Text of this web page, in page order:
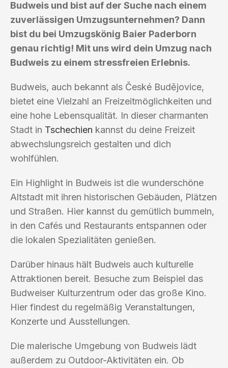
Budweis und bist auf der Suche nach einem
zuverlässigen Umzugsunternehmen? Dann
bist du bei Umzugskönig Baier Paderborn
genau richtig! Mit uns wird dein Umzug nach
Budweis zu einem stressfreien Erlebnis.
Budweis, auch bekannt als České Budějovice,
bietet eine Vielzahl an Freizeitmöglichkeiten und
eine hohe Lebensqualität. In dieser charmanten
Stadt in Tschechien kannst du deine Freizeit
abwechslungsreich gestalten und dich
wohlfühlen.
Ein Highlight in Budweis ist die wunderschöne
Altstadt mit ihren historischen Gebäuden, Plätzen
und Straßen. Hier kannst du gemütlich bummeln,
in den Cafés und Restaurants entspannen oder
die lokalen Spezialitäten genießen.
Darüber hinaus hält Budweis auch kulturelle
Attraktionen bereit. Besuche zum Beispiel das
Budweiser Kulturzentrum oder das große Kino.
Hier findest du regelmäßig Veranstaltungen,
Konzerte und Ausstellungen.
Die malerische Umgebung von Budweis lädt
außerdem zu Outdoor-Aktivitäten ein. Ob